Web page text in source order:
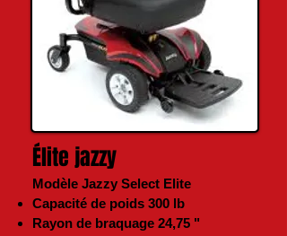
Élite jazzy
Modèle Jazzy Select Elite
Capacité de poids 300 lb
Rayon de braquage 24,75 "